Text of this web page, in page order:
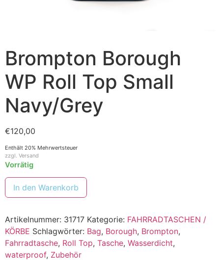
Brompton Borough
WP Roll Top Small
Navy/Grey
€120,00
Enthält 20% Mehrwertsteuer
zzgl. Versand
Vorrätig
In den Warenkorb
Artikelnummer: 31717 Kategorie: FAHRRADTASCHEN /
KÖRBE Schlagwörter: Bag, Borough, Brompton,
Fahrradtasche, Roll Top, Tasche, Wasserdicht,
waterproof, Zubehör